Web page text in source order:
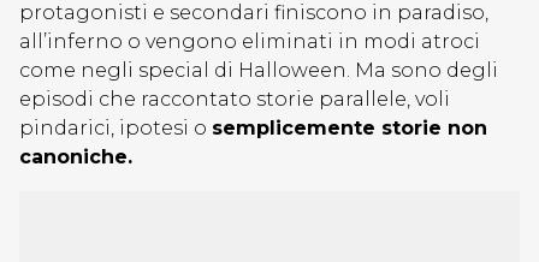
protagonisti e secondari finiscono in paradiso,
all’inferno o vengono eliminati in modi atroci
come negli special di Halloween. Ma sono degli
episodi che raccontato storie parallele, voli
pindarici, ipotesi o semplicemente storie non
canoniche.